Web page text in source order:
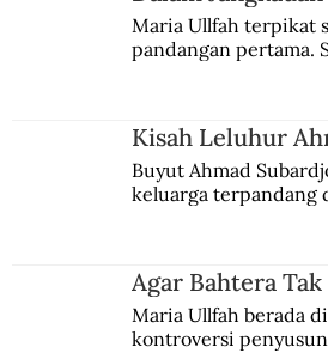
Maria Ullfah terpikat
pandangan pertama.
Kisah Leluhur
Buyut Ahmad
keluarga terpandang
Agar Bahtera
Maria Ullfah berada
kontroversi